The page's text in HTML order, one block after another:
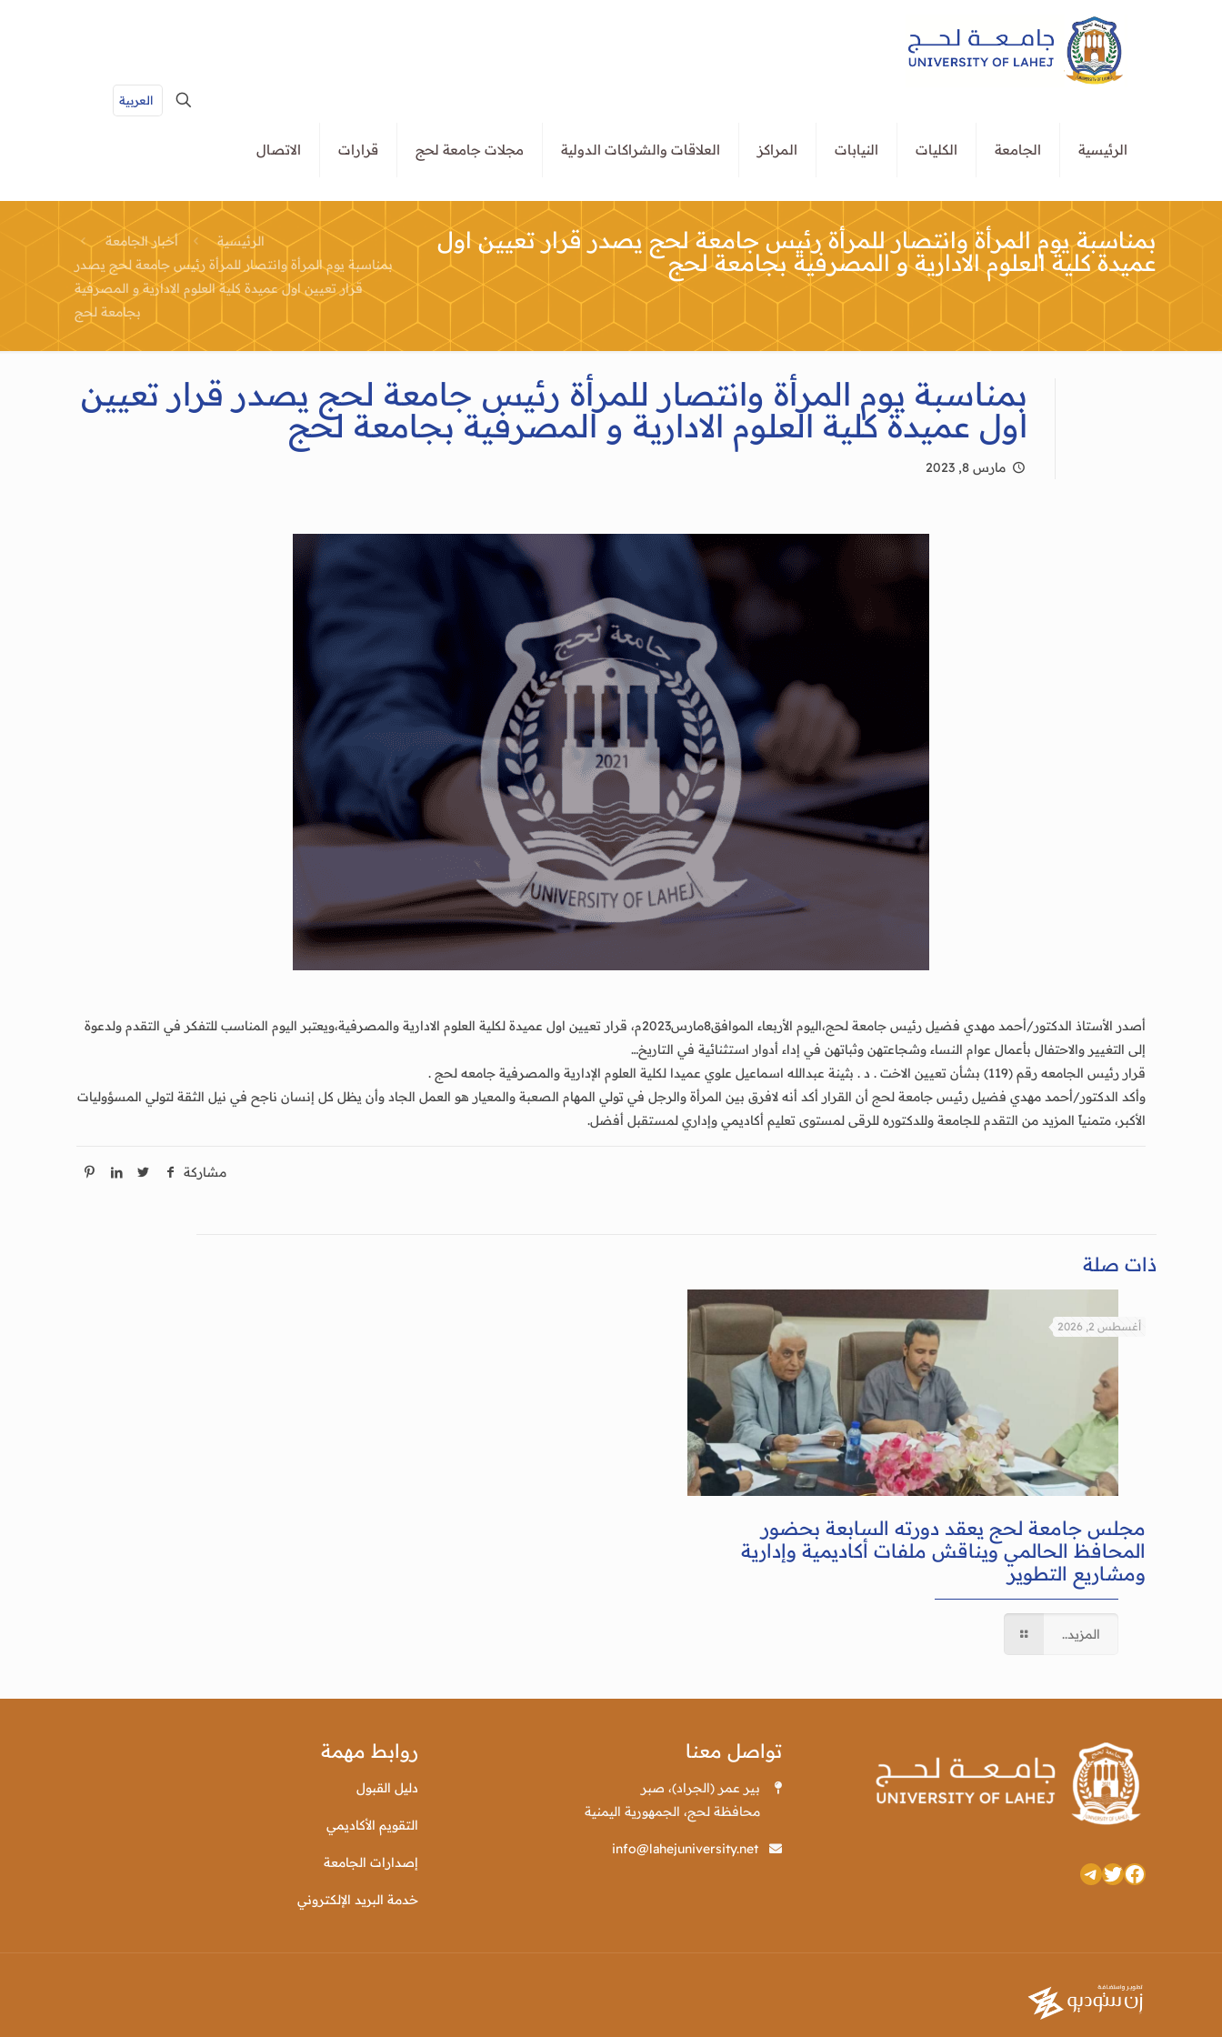
الرئيسية الجامعة الكليات النيابات المراكز العلاقات والشراكات الدولية مجلات جامعة لحج قرارات الاتصال
العربية
بمناسبة يوم المرأة وانتصار للمرأة رئيس جامعة لحج يصدر قرار تعيين اول
عميدة كلية العلوم الادارية و المصرفية بجامعة لحج
الرئيسية
أخبار الجامعة
بمناسبة يوم المرأة وانتصار للمرأة رئيس جامعة لحج يصدر
قرار تعيين اول عميدة كلية العلوم الادارية و المصرفية
بجامعة لحج
بمناسبة يوم المرأة وانتصار للمرأة رئيس جامعة لحج يصدر قرار تعيين
اول عميدة كلية العلوم الادارية و المصرفية بجامعة لحج
مارس 8, 2023
أصدر الأستاذ الدكتور/أحمد مهدي فضيل رئيس جامعة لحج،اليوم الأربعاء الموافق8مارس2023م، قرار تعيين اول عميدة لكلية العلوم الادارية والمصرفية،ويعتبر اليوم المناسب للتفكر في التقدم ولدعوة
إلى التغيير والاحتفال بأعمال عوام النساء وشجاعتهن وثباتهن في إداء أدوار استثنائية في التاريخ…
قرار رئيس الجامعه رقم (119) بشأن تعيين الاخت . د . بثينة عبدالله اسماعيل علوي عميدا لكلية العلوم الإدارية والمصرفية جامعه لحج .
وأكد الدكتور/أحمد مهدي فضيل رئيس جامعة لحج أن القرار أكد أنه لافرق بين المرأة والرجل في تولي المهام الصعبة والمعيار هو العمل الجاد وأن يظل كل إنسان ناجح في نيل الثقة لتولي المسؤوليات
الأكبر، متمنياً المزيد من التقدم للجامعة وللدكتوره للرقى لمستوى تعليم أكاديمي وإداري لمستقبل أفضل.
مشاركة
ذات صلة
أغسطس 2, 2026
مجلس جامعة لحج يعقد دورته السابعة بحضور
المحافظ الحالمي ويناقش ملفات أكاديمية وإدارية
ومشاريع التطوير
المزيد..
فيسبوك
تويترتيليجرام
تواصل معنا
بير عمر (الجراد)، صبر
محافظة لحج، الجمهورية اليمنية
info@lahejuniversity.net
روابط مهمة
دليل القبول
التقويم الأكاديمي
إصدارات الجامعة
خدمة البريد الإلكتروني